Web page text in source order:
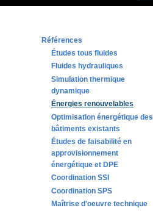
Références
Études tous fluides
Fluides hydrauliques
Simulation thermique
dynamique
Énergies renouvelables
Optimisation énergétique des
bâtiments existants
Études de faisabilité en
approvisionnement
énergétique et DPE
Coordination SSI
Coordination SPS
Maîtrise d'oeuvre technique